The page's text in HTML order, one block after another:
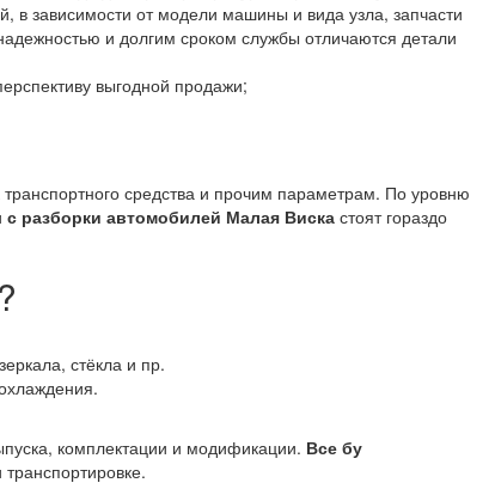
в зависимости от модели машины и вида узла, запчасти
и долгим сроком службы отличаются детали
выгодной продажи;
средства и прочим параметрам. По уровню
с разборки автомобилей Малая Виска стоят гораздо
стёкла и пр.
комплектации и модификации. Все бу